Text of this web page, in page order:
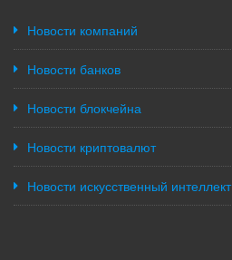
Новости компаний
Новости банков
Новости блокчейна
Новости криптовалют
Новости искусственный интеллект